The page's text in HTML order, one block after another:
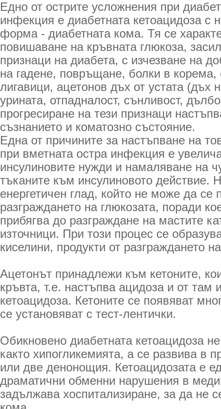
Едно от острите усложнения при
инфекция е диабетната кетоацидоза с
форма - диабетната кома. Тя се
повишаване на кръвната глюкоза,
признаци на диабета, с изчезване на
на гадене, повръщане, болки в корема,
лигавици, ацетонов дъх от устата (дъх
урината, отпадналост, сънливост,
прогресиране на тези признаци
съзнанието и коматозно състояние.
Една от причините за настъпване на
при вметната остра инфекция е
инсулиновите нужди и намаляване на
тъканите към инсулиновото действие.
енергетичен глад, който не може да се
разграждането на глюкозата, поради
прибягва до разграждане на мастите
източници. При този процес се
киселини, продукти от разграждането
Ацетонът принадлежи към кетоните,
кръвта, т.е. настъпва ацидоза и от там
кетоацидоза. Кетоните се появяват
се установяват с тест-лентички.
Обикновено диабетната кетоацидоза
както хипогликемията, а се развива в
или две денонощия. Кетоацидозата е
драматични обменни нарушения в
задължава хоспитализиране, за да не